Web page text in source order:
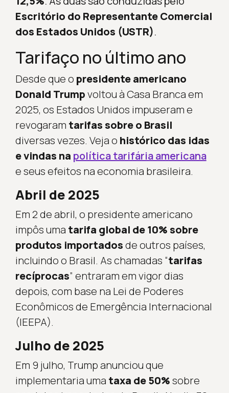
Escritório do Representante Comercial
dos Estados Unidos (USTR).
Tarifaço no último ano
Desde que o presidente americano
Donald Trumpvoltou à Casa Branca em
2025, os Estados Unidos impuseram e
revogaram tarifas sobre o Brasil
diversas vezes. Veja o histórico das idas
e vindas na política tarifária americana
e seus efeitos na economia brasileira.
Abril de 2025
Em 2 de abril, o presidente americano
impôs uma tarifa global de 10% sobre
produtos importadosde outros países,
incluindo o Brasil. As chamadas “tarifas
recíprocas” entraram em vigor dias
depois, com base na Lei de Poderes
Econômicos de Emergência Internacional
(IEEPA).
Julho de 2025
Em 9 julho, Trump anunciou que
implementaria uma taxa de 50%sobre